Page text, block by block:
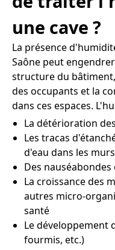
une cave ?
La présence
Saône peut
structure du
des occupants et la
dans ces espaces.
La détérioration
Les tracas
d'eau dans les
Des
La croissance des
autres micro-
santé
Le développement
fourmis, etc.)